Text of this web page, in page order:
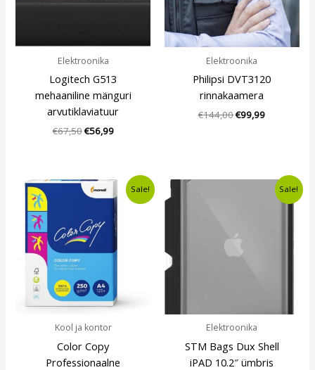
Elektroonika
Logitech G513
mehaaniline mänguri
arvutiklaviatuur
€67,50€56,99
Elektroonika
Philipsi DVT3120
rinnakaamera
€144,00€99,99
Sale!
Kool ja kontor
Color Copy
Professionaalne
Algne
hind
€6,60.
Current
price
€5,99.
Sale!
Elektroonika
STM Bags Dux Shell
iPAD 10.2″ ümbris
Current
price